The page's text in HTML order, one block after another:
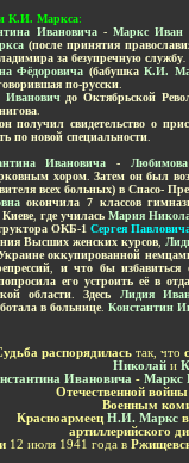
К.И. Маркса:
Ивановича- Маркс Иван
(после принятия
за безупречную службу
Фёдоровича (бабушкаК.И.
по-русски
Ивановичдо Октябрьской
получил свидетельство о
по новой специальности
Ивановича -
хором.Затем он был
всех больных) в Спасо-
окончила 7 классов
где училась Мария
ОКБ-1 Сергея
Высших женских курсов ,
оккупированной
и что бы избавиться
его устроить её в
области .Здесь Лидия
в больнице Константин
распорядиласьтак, что
Николайи
Ивановича - Маркс
Отечественной
Военным
Красноармеец Н.И. Маркс
артиллерийского
12 июля 1941 года в